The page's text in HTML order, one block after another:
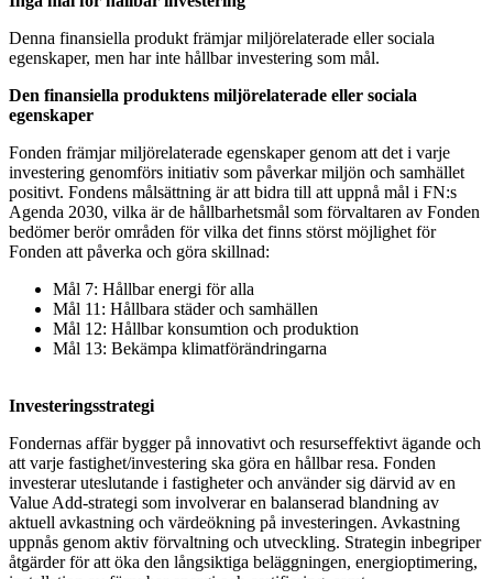
Denna finansiella produkt främjar miljörelaterade eller sociala
egenskaper, men har inte hållbar investering som mål.
Den finansiella produktens miljörelaterade eller sociala
egenskaper
Fonden främjar miljörelaterade egenskaper genom att det i varje
investering genomförs initiativ som påverkar miljön och samhället
positivt. Fondens målsättning är att bidra till att uppnå mål i FN:s
Agenda 2030, vilka är de hållbarhetsmål som förvaltaren av Fonden
bedömer berör områden för vilka det finns störst möjlighet för
Fonden att påverka och göra skillnad:
Mål 7: Hållbar energi för alla
Mål 11: Hållbara städer och samhällen
Mål 12: Hållbar konsumtion och produktion
Mål 13: Bekämpa klimatförändringarna
Investeringsstrategi
Fondernas affär bygger på innovativt och resurseffektivt ägande och
att varje fastighet/investering ska göra en hållbar resa. Fonden
investerar uteslutande i fastigheter och använder sig därvid av en
Value Add-strategi som involverar en balanserad blandning av
aktuell avkastning och värdeökning på investeringen. Avkastning
uppnås genom aktiv förvaltning och utveckling. Strategin inbegriper
åtgärder för att öka den långsiktiga beläggningen, energioptimering,